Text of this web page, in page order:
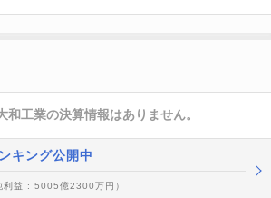
和工業の決算情報はありません。
キング公開中
利益 : 5005億2300万円）